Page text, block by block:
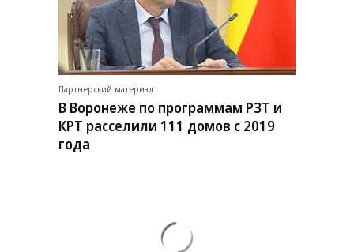
Партнерский материал
В Воронеже по программам РЗТ и
КРТ расселили 111 домов с 2019
года